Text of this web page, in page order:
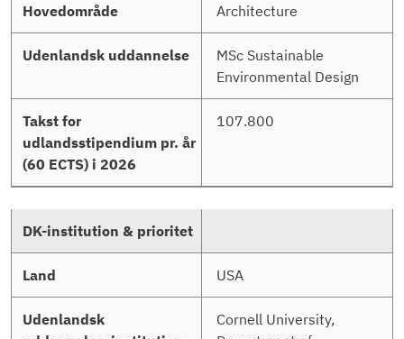
Architecture
MSc Sustainable
Environmental Design
107.800
USA
Cornell University,